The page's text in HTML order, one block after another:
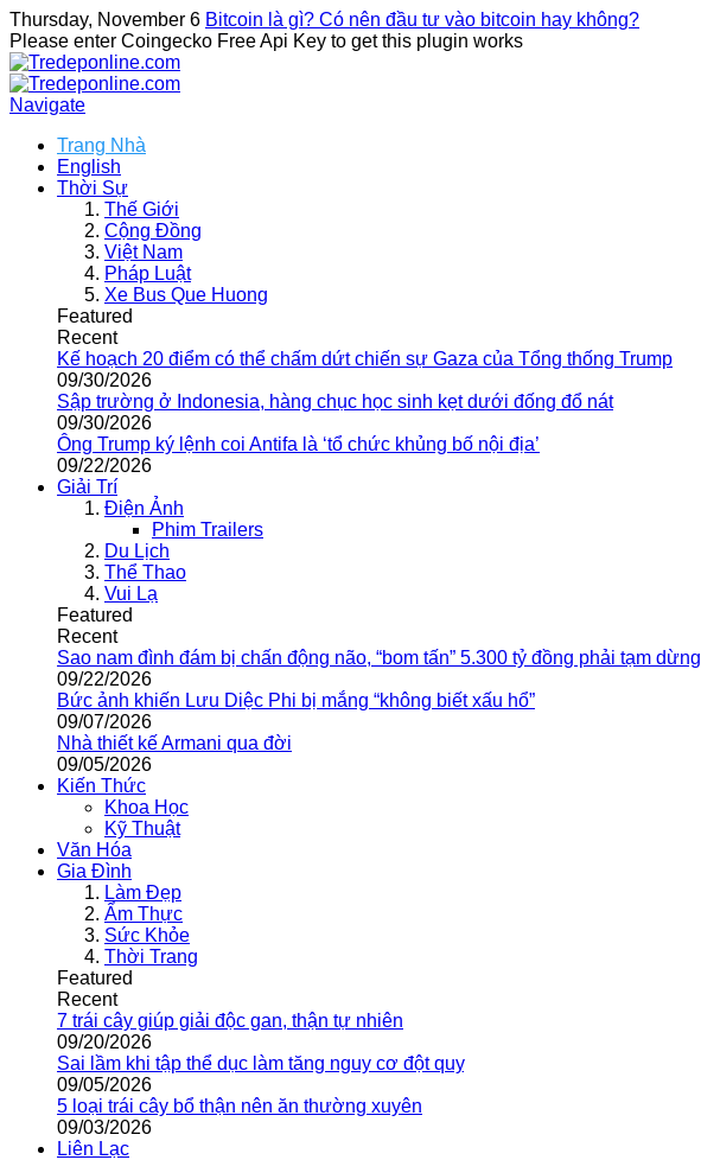
Thursday, November 6 Bitcoin là gì? Có nên đầu tư vào bitcoin hay không?
Please enter Coingecko Free Api Key to get this plugin works
Navigate
Trang Nhà
English
Thời Sự
Thế Giới
Cộng Đồng
Việt Nam
Pháp Luật
Xe Bus Que Huong
Featured
Recent
Kế hoạch 20 điểm có thể chấm dứt chiến sự Gaza của Tổng thống Trump
09/30/2026
Sập trường ở Indonesia, hàng chục học sinh kẹt dưới đống đổ nát
09/30/2026
Ông Trump ký lệnh coi Antifa là ‘tổ chức khủng bố nội địa’
09/22/2026
Giải Trí
Điện Ảnh
Phim Trailers
Du Lịch
Thể Thao
Vui Lạ
Featured
Recent
Sao nam đình đám bị chấn động não, “bom tấn” 5.300 tỷ đồng phải tạm dừng
09/22/2026
Bức ảnh khiến Lưu Diệc Phi bị mắng “không biết xấu hổ”
09/07/2026
Nhà thiết kế Armani qua đời
09/05/2026
Kiến Thức
Khoa Học
Kỹ Thuật
Văn Hóa
Gia Đình
Làm Đẹp
Ẩm Thực
Sức Khỏe
Thời Trang
Featured
Recent
7 trái cây giúp giải độc gan, thận tự nhiên
09/20/2026
Sai lầm khi tập thể dục làm tăng nguy cơ đột quỵ
09/05/2026
5 loại trái cây bổ thận nên ăn thường xuyên
09/03/2026
Liên Lạc